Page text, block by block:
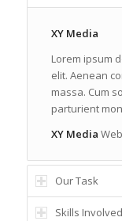
XY Media
Lorem ipsum
elit. Aenean
massa. Cum
parturient
XY Media
Our Task
Skills Involved